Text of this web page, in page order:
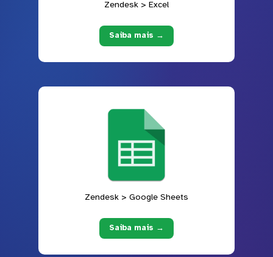
Zendesk > Excel
Saiba mais →
Zendesk > Google Sheets
Saiba mais →